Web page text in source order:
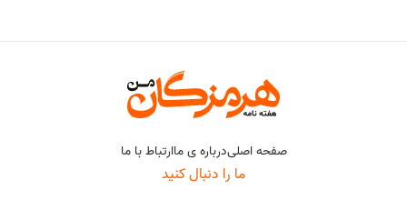
صفحه اصلیدرباره ی ماارتباط با ما
ما را دنبال کنید